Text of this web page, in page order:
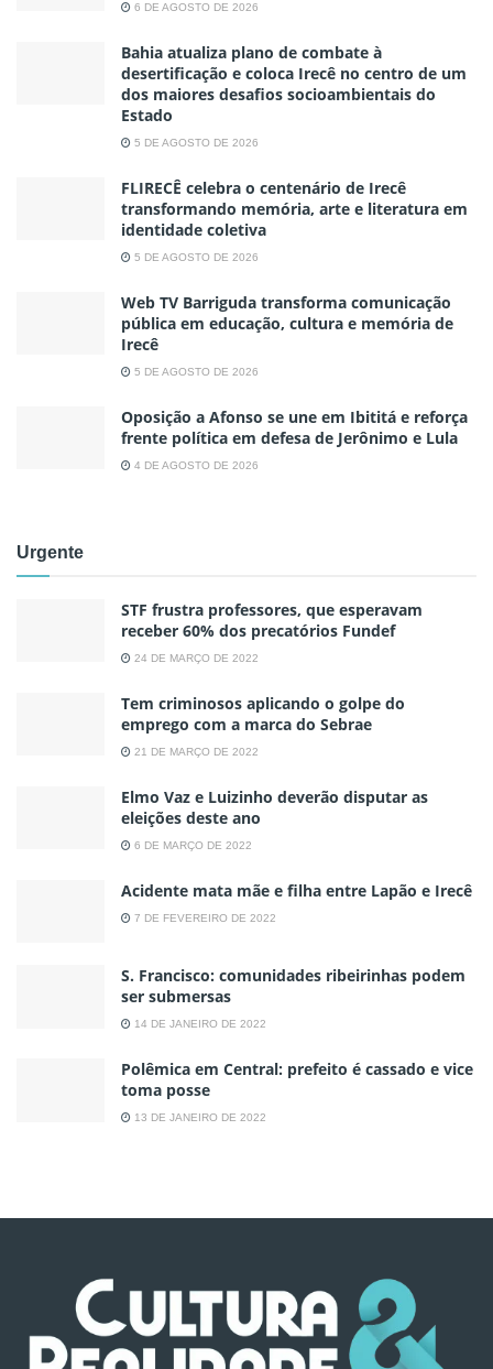
6 DE AGOSTO DE 2026
Bahia atualiza plano de combate à
desertificação e coloca Irecê no centro de um
dos maiores desafios socioambientais do
Estado
5 DE AGOSTO DE 2026
FLIRECÊ celebra o centenário de Irecê
transformando memória, arte e literatura em
identidade coletiva
5 DE AGOSTO DE 2026
Web TV Barriguda transforma comunicação
pública em educação, cultura e memória de
Irecê
5 DE AGOSTO DE 2026
Oposição a Afonso se une em Ibititá e reforça
frente política em defesa de Jerônimo e Lula
4 DE AGOSTO DE 2026
Urgente
STF frustra professores, que esperavam
receber 60% dos precatórios Fundef
24 DE MARÇO DE 2022
Tem criminosos aplicando o golpe do
emprego com a marca do Sebrae
21 DE MARÇO DE 2022
Elmo Vaz e Luizinho deverão disputar as
eleições deste ano
6 DE MARÇO DE 2022
Acidente mata mãe e filha entre Lapão e Irecê
7 DE FEVEREIRO DE 2022
S. Francisco: comunidades ribeirinhas podem
ser submersas
14 DE JANEIRO DE 2022
Polêmica em Central: prefeito é cassado e vice
toma posse
13 DE JANEIRO DE 2022